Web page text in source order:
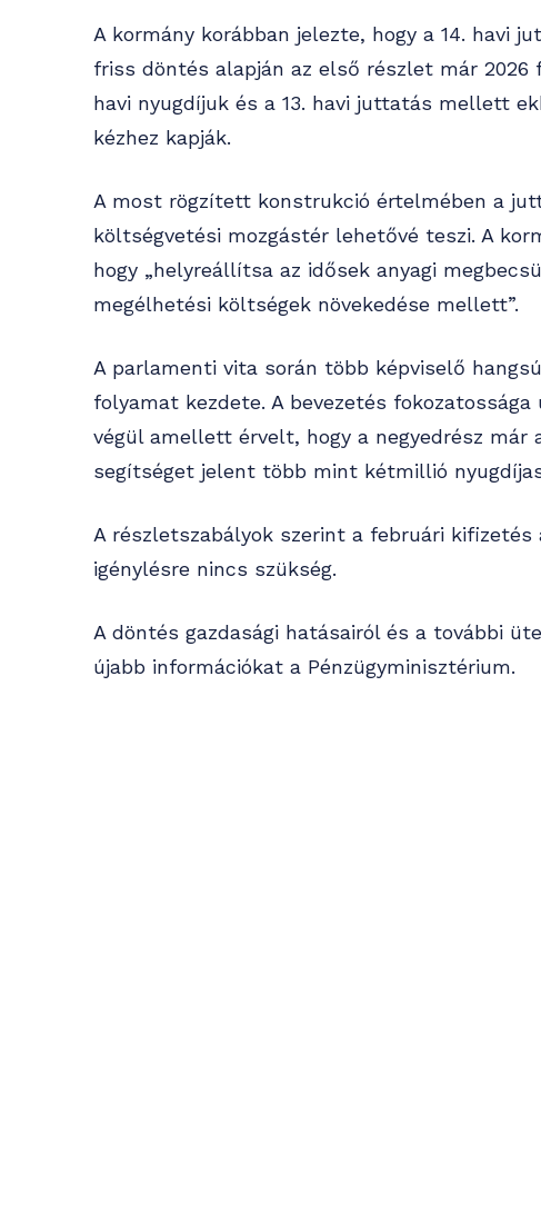
A kormány korábban jelezte, hogy a 14. havi
friss döntés alapján az első részlet már 2026
havi nyugdíjuk és a 13. havi juttatás mellett
kézhez kapják.
A most rögzített konstrukció értelmében a
költségvetési mozgástér lehetővé teszi. A
hogy „helyreállítsa az idősek anyagi
megélhetési költségek növekedése mellett”.
A parlamenti vita során több képviselő
folyamat kezdete. A bevezetés
végül amellett érvelt, hogy a negyedrész már
segítséget jelent több mint kétmillió
A részletszabályok szerint a februári
igénylésre nincs szükség.
A döntés gazdasági hatásairól és a további
újabb információkat a Pénzügyminisztérium.